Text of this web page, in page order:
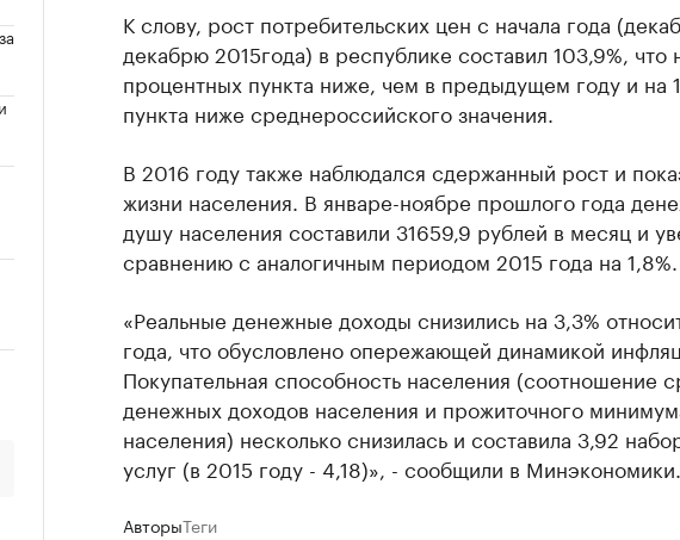
К слову, рост потребительских цен с начала года
декабрю 2015года) в республике составил 103,9%, что
процентных пункта ниже, чем в предыдущем году и на
пункта ниже среднероссийского значения.
В 2016 году также наблюдался сдержанный рост и
жизни населения. В январе-ноябре прошлого года
душу населения составили 31659,9 рублей в месяц и
сравнению с аналогичным периодом 2015 года на 1,8%.
«Реальные денежные доходы снизились на 3,3%
года, что обусловлено опережающей динамикой
Покупательная способность населения (соотношение
денежных доходов населения и прожиточного
населения) несколько снизилась и составила 3,92
услуг (в 2015 году - 4,18)», - сообщили в Минэкономики.
АвторыТеги